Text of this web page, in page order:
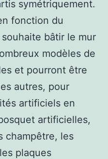
symétriquement.
fonction du
bâtir le mur
modèles de
et pourront être
autres, pour
artificiels en
artificielles,
champêtre, les
plaques